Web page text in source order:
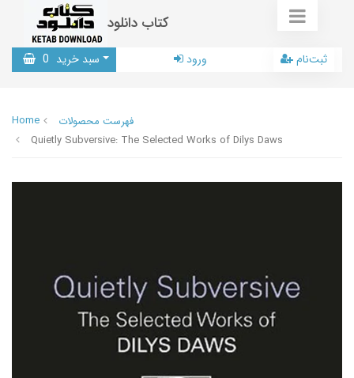
کتاب دانلود
سبد خرید 0 ورود ثبت‌نام
Home
فهرست محصولات
Quietly Subversive: The Selected Works of Dilys Daws